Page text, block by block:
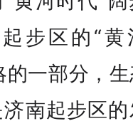
步区的“黄
的一部分，
南起步区的